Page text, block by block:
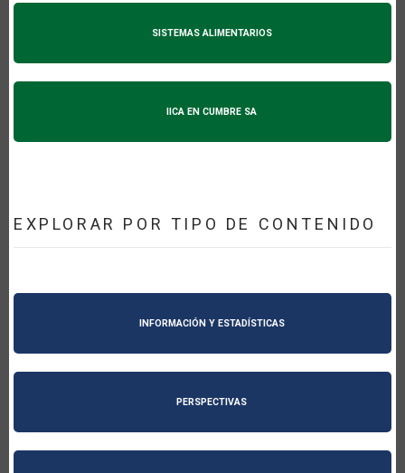
SISTEMAS ALIMENTARIOS
IICA EN CUMBRE SA
EXPLORAR POR TIPO DE CONTENIDO
INFORMACIÓN Y ESTADÍSTICAS
PERSPECTIVAS